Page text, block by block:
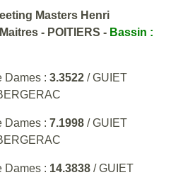
Masters Henri
- POITIERS - Bassin :
Dames : 3.3522 / GUIET
Dames : 7.1998 / GUIET
Dames : 14.3838 / GUIET